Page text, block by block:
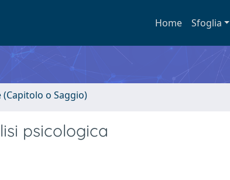
Home Sfoglia
o Saggio)
psicologica